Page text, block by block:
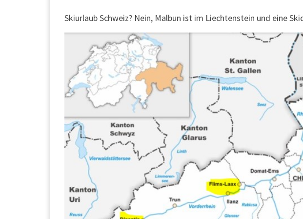
Skiurlaub Schweiz? Nein, Malbun ist im Liechtenstein und eine